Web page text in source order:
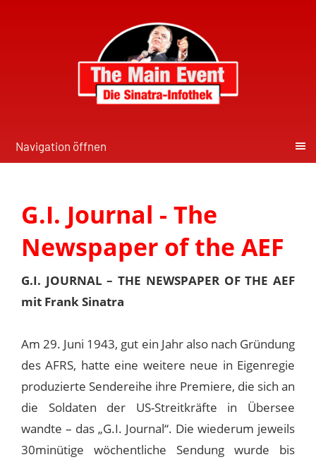
Navigation öffnen
G.I. Journal - The
Newspaper of the AEF
G.I. JOURNAL – THE NEWSPAPER OF THE AEF
mit Frank Sinatra
Am 29. Juni 1943, gut ein Jahr also nach Gründung
des AFRS, hatte eine weitere neue in Eigenregie
produzierte Sendereihe ihre Premiere, die sich an
die Soldaten der US-Streitkräfte in Übersee
wandte – das „G.I. Journal“. Die wiederum jeweils
30minütige wöchentliche Sendung wurde bis